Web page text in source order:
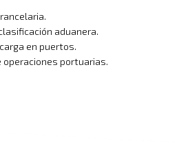
aduanera.
en puertos.
operaciones portuarias.